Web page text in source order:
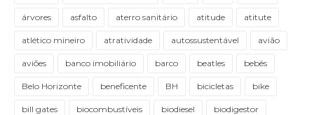
árvores asfalto aterro sanitário atitude atitute
atlético mineiro atratividade autossustentável avião
aviões banco imobiliário barco beatles bebês
Belo Horizonte beneficente BH bicicletas bike
bill gates biocombustíveis biodiesel biodigestor